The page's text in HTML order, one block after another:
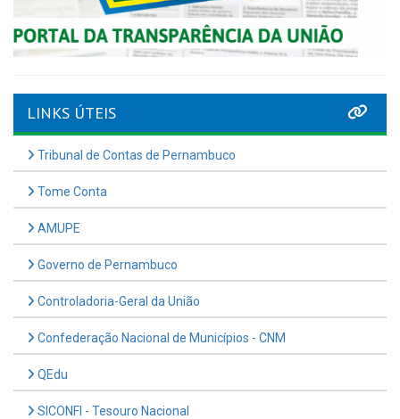
LINKS ÚTEIS
Tribunal de Contas de Pernambuco
Tome Conta
AMUPE
Governo de Pernambuco
Controladoria-Geral da União
Confederação Nacional de Municípios - CNM
QEdu
SICONFI - Tesouro Nacional